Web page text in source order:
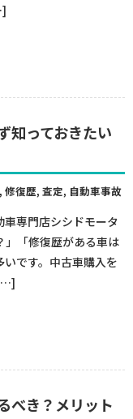
知っておきたい
, 修復歴, 査定, 自動車事故
専門店シシドモータ
」「修復歴がある車は
です。中古車購入を
べき？メリット